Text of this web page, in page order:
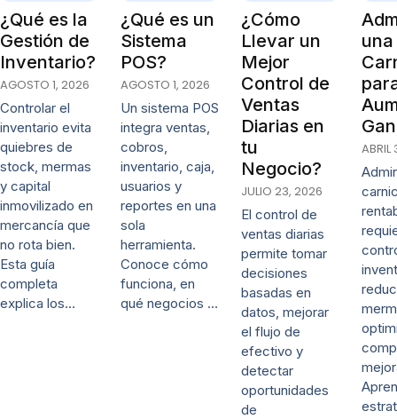
¿Qué es la
Gestión de
Inventario?
AGOSTO 1, 2026
Controlar el
inventario evita
quiebres de
stock, mermas
y capital
inmovilizado en
mercancía que
no rota bien.
Esta guía
completa
explica los…
¿Qué es un
Sistema
POS?
AGOSTO 1, 2026
Un sistema POS
integra ventas,
cobros,
inventario, caja,
usuarios y
reportes en una
sola
herramienta.
Conoce cómo
funciona, en
qué negocios …
¿Cómo
Llevar un
Mejor
Control de
Ventas
Diarias en
tu
Negocio?
JULIO 23, 2026
El control de
ventas diarias
permite tomar
decisiones
basadas en
datos, mejorar
el flujo de
efectivo y
detectar
oportunidades
de
una